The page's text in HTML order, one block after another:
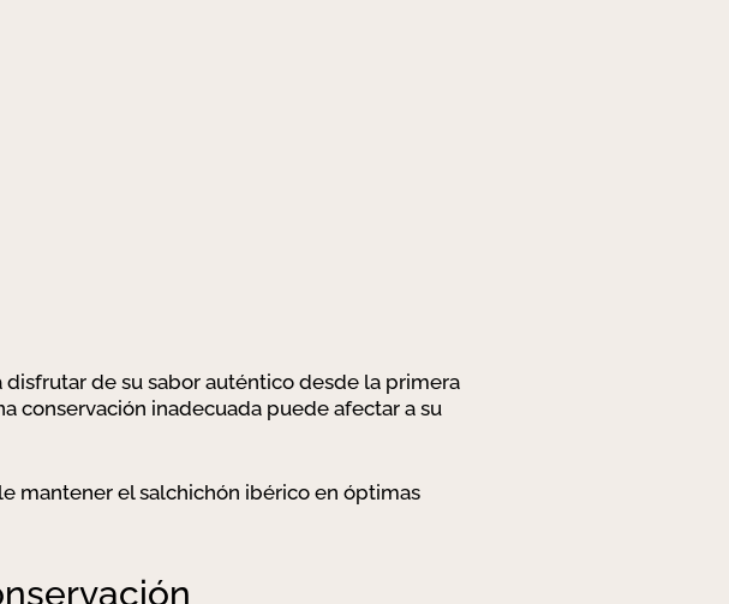
de su sabor auténtico desde la primera
conservación inadecuada puede afectar a su
mantener el salchichón ibérico en óptimas